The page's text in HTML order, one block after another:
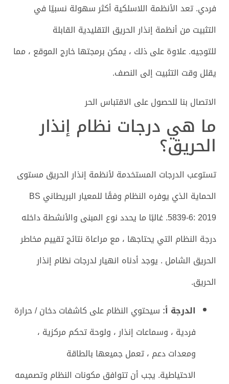
فردي. تعد الأنظمة اللاسلكية أكثر سهولة نسبيًا في
التثبيت من أنظمة إنذار الحريق التقليدية القابلة
للتوجيه. علاوة على ذلك ، يمكن برمجتها خارج الموقع ، مما
يقلل وقت التثبيت إلى النصف.
الاتصال بنا للحصول على الاقتباس الحر
ما هي درجات نظام إنذار
الحريق؟
تستوعب الدرجات المستخدمة لأنظمة إنذار الحريق مستوى
الحماية الذي يوفره النظام وفقًا للمعيار البريطاني BS
5839-6: 2019. غالبًا ما يحدد نوع المبنى والأنشطة داخله
درجة النظام التي يحتاجها ، مع مراعاة نتائج تقييم مخاطر
الحريق الشامل . يوجد أدناه انهيار لدرجات نظام إنذار
الحريق.
الدرجة أ: سيحتوي النظام على كاشفات دخان / حرارة
فردية ، وسماعات إنذار ، ولوحة تحكم مركزية ،
ومعدات دعم ، تعمل جميعها بالطاقة
الاحتياطية. يجب أن تتوافق مكونات النظام وتصميمه